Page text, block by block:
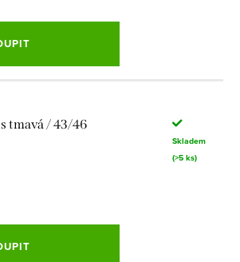
tmavá / 43/46
Skladem
(>5 ks)